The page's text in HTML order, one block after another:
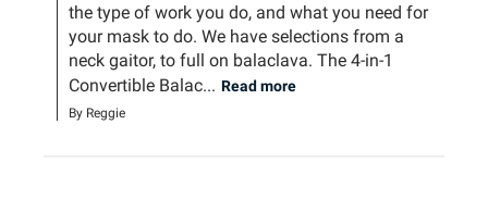
the type of work you do, and what you need for
your mask to do. We have selections from a
neck gaitor, to full on balaclava. The 4-in-1
Convertible Balac... Read more
By Reggie